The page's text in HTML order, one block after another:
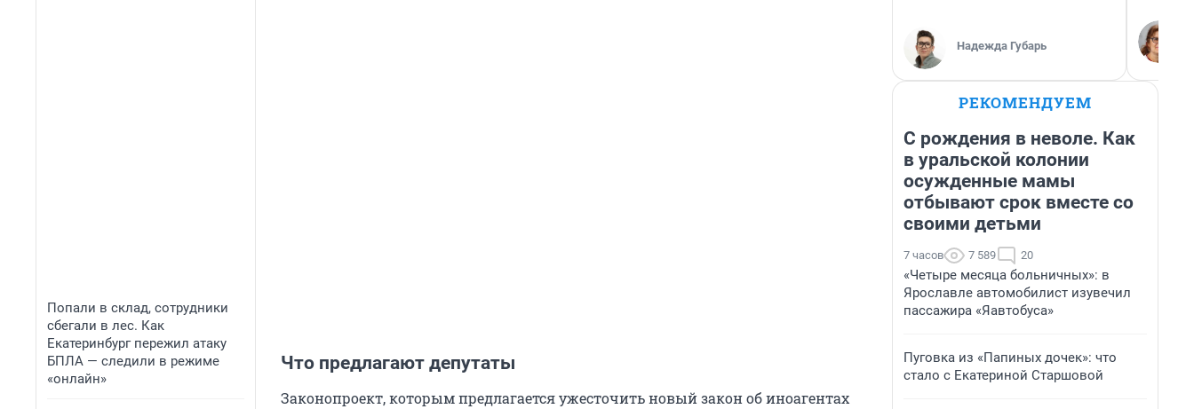
Попали в склад, сотрудники
сбегали в лес. Как
Екатеринбург пережил атаку
БПЛА — следили в режиме
«онлайн»
Что предлагают депутаты
Законопроект, которым предлагается ужесточить новый закон об иноагентах
Надежда Губарь
РЕКОМЕНДУЕМ
С рождения в неволе. Как
в уральской колонии
осужденные мамы
отбывают срок вместе со
своими детьми
7 часов 7 589 20
«Четыре месяца больничных»: в
Ярославле автомобилист изувечил
пассажира «Яавтобуса»
Пуговка из «Папиных дочек»: что
стало с Екатериной Старшовой